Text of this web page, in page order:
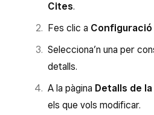
Cites.
Fes clic a Configuració
Selecciona’n una per
detalls.
A la pàgina Detalls de
els que vols modificar.